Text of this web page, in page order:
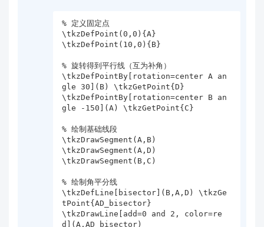
% 定义固定点
\tkzDefPoint(0,0){A}
\tkzDefPoint(10,0){B}
% 旋转得到平行线（互为补角）
\tkzDefPointBy[rotation=center A an
gle 30](B) \tkzGetPoint{D}
\tkzDefPointBy[rotation=center B an
gle -150](A) \tkzGetPoint{C}
% 绘制基础线段
\tkzDrawSegment(A,B)
\tkzDrawSegment(A,D)
\tkzDrawSegment(B,C)
% 绘制角平分线
\tkzDefLine[bisector](B,A,D) \tkzGe
tPoint{AD_bisector}
\tkzDrawLine[add=0 and 2, color=re
d](A,AD_bisector)